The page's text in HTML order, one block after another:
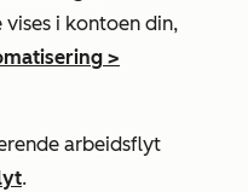
vises i kontoen din,
>
arbeidsflyt
.